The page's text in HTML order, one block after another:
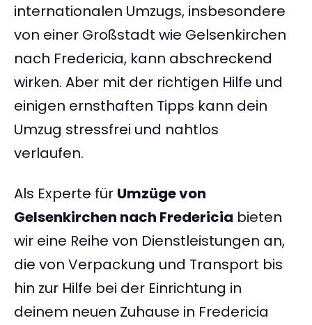
internationalen Umzugs, insbesondere
von einer Großstadt wie Gelsenkirchen
nach Fredericia, kann abschreckend
wirken. Aber mit der richtigen Hilfe und
einigen ernsthaften Tipps kann dein
Umzug stressfrei und nahtlos
verlaufen.
Als Experte für Umzüge von
Gelsenkirchen nach Fredericia bieten
wir eine Reihe von Dienstleistungen an,
die von Verpackung und Transport bis
hin zur Hilfe bei der Einrichtung in
deinem neuen Zuhause in Fredericia